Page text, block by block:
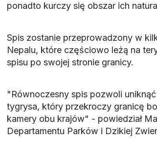
ponadto kurczy się obszar ich
Spis zostanie przeprowadzony w
Nepalu, które częściowo leżą na
spisu po swojej stronie granicy.
"Równoczesny spis pozwoli
tygrysa, który przekroczy granicę
kamery obu krajów" - powiedział
Departamentu Parków i Dzikiej